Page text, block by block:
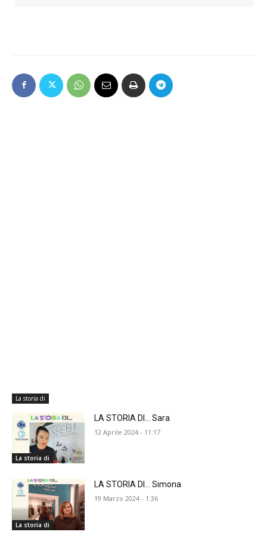
La storia di
La storia di
LA STORIA DI… Sara
12 Aprile 2024 - 11:17
La storia di
LA STORIA DI… Simona
19 Marzo 2024 - 1:36